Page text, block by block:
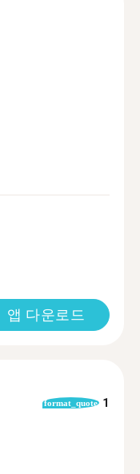
앱 다운로드
format_quote 1